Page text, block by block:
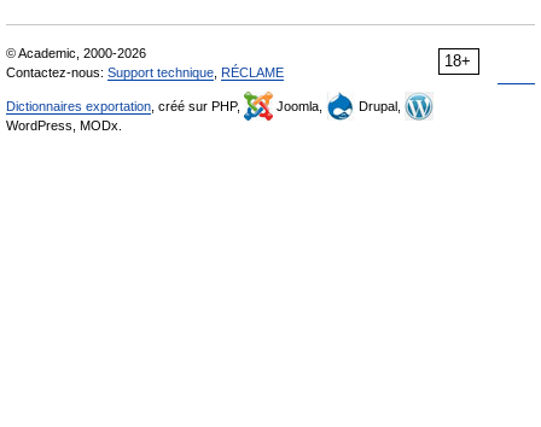
18+
© Academic, 2000-2026
Contactez-nous: Support technique RÉCLAME
Dictionnaires exportation , créé sur PHP, Joomla,
Drupal,
WordPress, MODx.